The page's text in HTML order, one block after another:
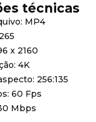
técnicas
MP4
x 2160
4K
256:135
60 Fps
Mbps